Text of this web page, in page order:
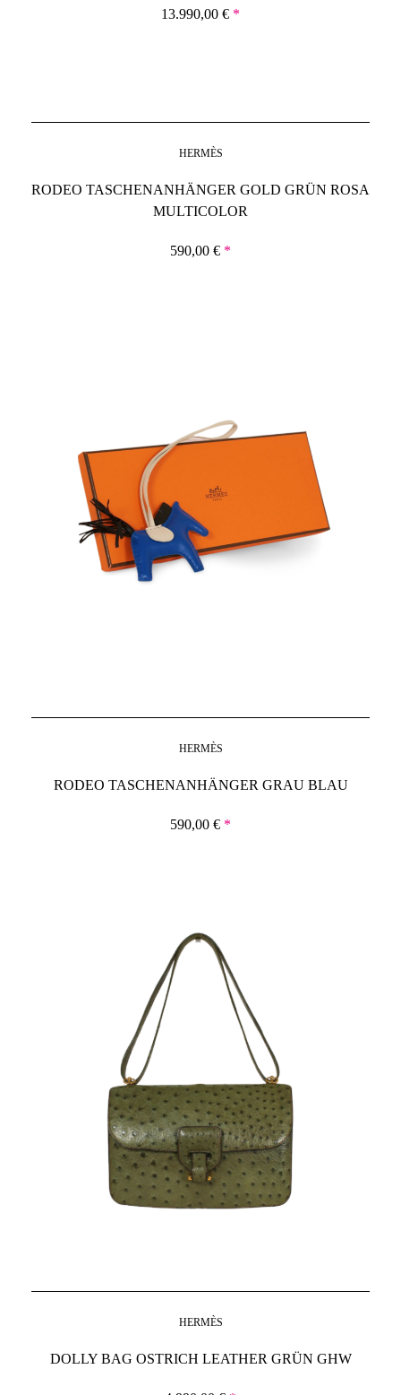
13.990,00 € *
HERMÈS
RODEO TASCHENANHÄNGER GOLD GRÜN ROSA
MULTICOLOR
590,00 € *
HERMÈS
RODEO TASCHENANHÄNGER GRAU BLAU
590,00 € *
HERMÈS
DOLLY BAG OSTRICH LEATHER GRÜN GHW